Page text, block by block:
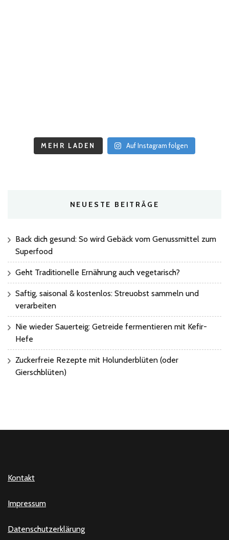
MEHR LADEN Auf Instagram folgen
NEUESTE BEITRÄGE
Back dich gesund: So wird Gebäck vom Genussmittel zum
Superfood
Geht Traditionelle Ernährung auch vegetarisch?
Saftig, saisonal & kostenlos: Streuobst sammeln und
verarbeiten
Nie wieder Sauerteig: Getreide fermentieren mit Kefir-
Hefe
Zuckerfreie Rezepte mit Holunderblüten (oder
Gierschblüten)
Kontakt
Impressum
Datenschutzerklärung